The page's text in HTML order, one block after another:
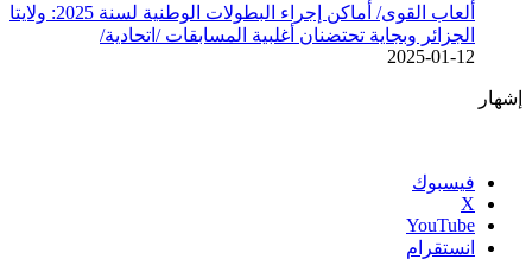
ألعاب القوى/ أماكن إجراء البطولات الوطنية لسنة 2025: ولايتا
الجزائر وبجاية تحتضنان أغلبية المسابقات /اتحادية/
2025-01-12
إشهار
فيسبوك
‫X
‫YouTube
انستقرام